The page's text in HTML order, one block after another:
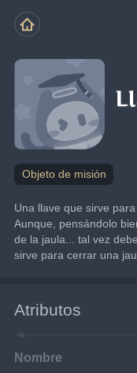
Objeto de misión
Una llave que sirve
Aunque, pensándolo
de la jaula... tal vez
sirve para cerrar una
Atributos
Nombre